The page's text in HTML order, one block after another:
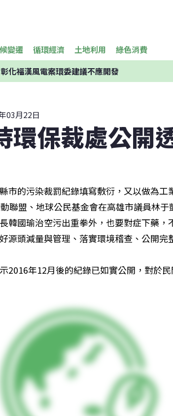
變遷 循環經濟 土地利用 綠色消費
化福漢風電案環委建議不應開發
03月22日
環保裁處公開
市的污染裁罰紀錄填寫敷衍，又以做為工
聯盟、地球公民基金會在高雄市議員林
韓國瑜治空污出重拳外，也要對症下藥，
源頭減量與管理、落實環境稽查、公開完
2016年12月後的紀錄已如實公開，對於